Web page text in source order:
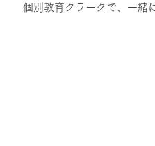
個別教育クラークで、一緒